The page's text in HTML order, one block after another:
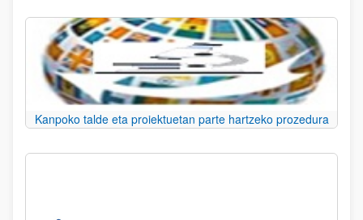
Kanpoko talde eta proiektuetan parte hartzeko prozedura